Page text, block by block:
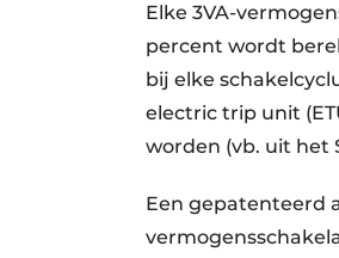
Elke 3VA-
percent wordt
bij elke
electric trip unit
worden (vb. uit het
Een gepatenteerd